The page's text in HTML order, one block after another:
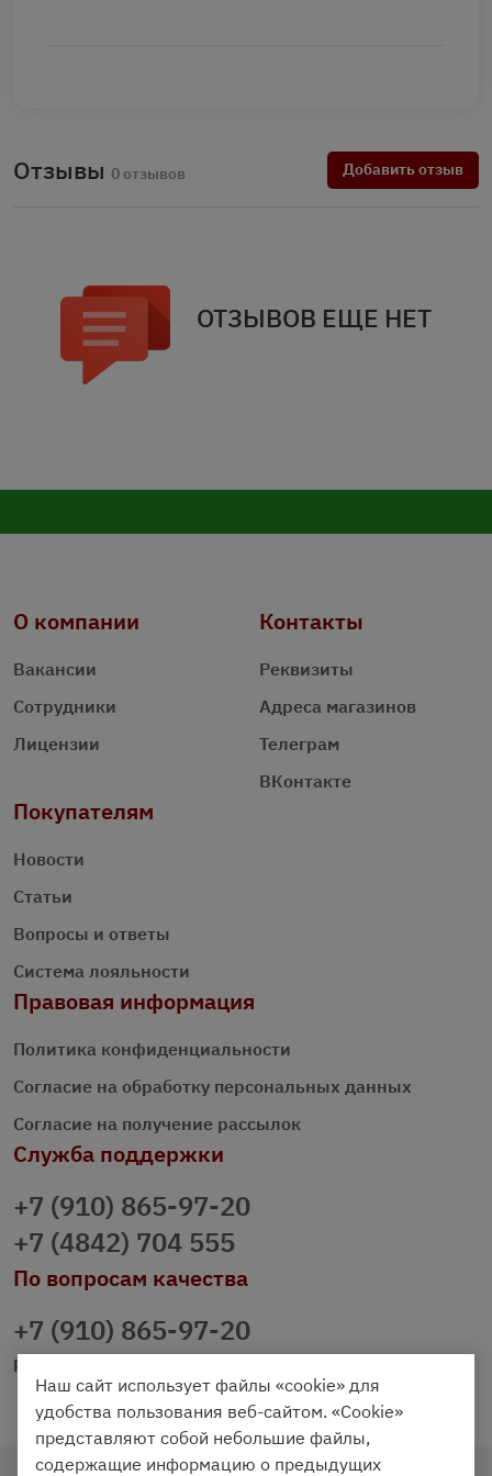
Отзывы 0 отзывов Добавить отзыв
ОТЗЫВОВ ЕЩЕ НЕТ
О компании
Вакансии
Сотрудники
Лицензии
Контакты
Реквизиты
Адреса магазинов
Телеграм
ВКонтакте
Покупателям
Новости
Статьи
Вопросы и ответы
Система лояльности
Правовая информация
Политика конфиденциальности
Согласие на обработку персональных данных
Согласие на получение рассылок
Служба поддержки
+7 (910) 865-97-20
+7 (4842) 704 555
По вопросам качества
+7 (910) 865-97-20
prazdnichniy40@palmi.ru
Наш сайт использует файлы «cookie» для
удобства пользования веб-сайтом. «Cookie»
представляют собой небольшие файлы,
содержащие информацию о предыдущих